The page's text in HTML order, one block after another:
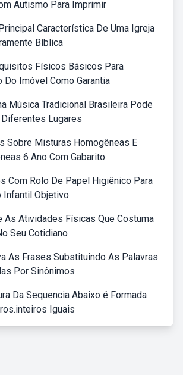
Autismo Para Imprimir
Característica De Uma Igreja
Bíblica
Físicos Básicos Para
Do Imóvel Como Garantia
Música Tradicional Brasileira Pode
Diferentes Lugares
Sobre Misturas Homogêneas E
6 Ano Com Gabarito
Com Rolo De Papel Higiênico Para
Infantil Objetivo
As Atividades Físicas Que Costuma
Seu Cotidiano
As Frases Substituindo As Palavras
Por Sinônimos
Da Sequencia Abaixo é Formada
Iguais